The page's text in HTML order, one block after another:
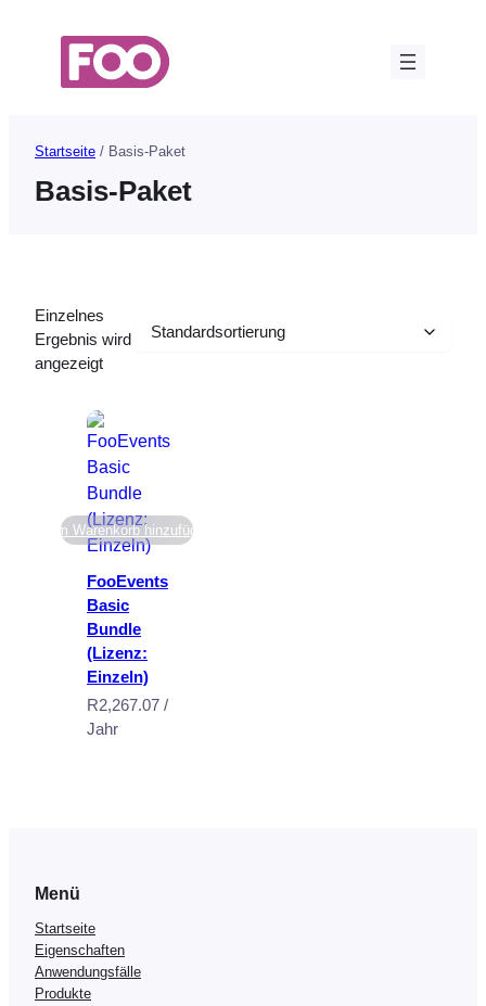
Startseite / Basis-Paket
Basis-Paket
Einzelnes
Ergebnis wird
angezeigt
Zum Warenkorb hinzufügen
FooEvents
Basic
Bundle
(Lizenz:
Einzeln)
R2,267.07 /
Jahr
Menü
Startseite
Eigenschaften
Anwendungsfälle
Produkte